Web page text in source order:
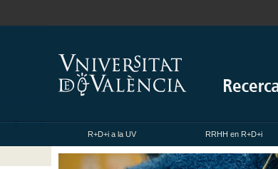
R+D+i a la UV RRHH en R+D+i